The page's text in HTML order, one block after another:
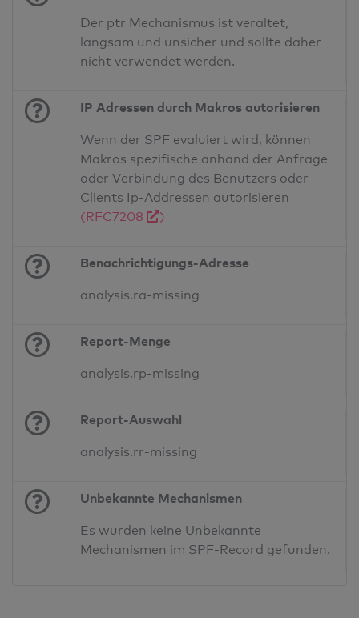
Der ptr Mechanismus ist veraltet,
langsam und unsicher und sollte daher
nicht verwendet werden.
IP Adressen durch Makros autorisieren
Wenn der SPF evaluiert wird, können
Makros spezifische anhand der Anfrage
oder Verbindung des Benutzers oder
Clients Ip-Addressen autorisieren
(RFC7208
)
Benachrichtigungs-Adresse
analysis.ra-missing
Report-Menge
analysis.rp-missing
Report-Auswahl
analysis.rr-missing
Unbekannte Mechanismen
Es wurden keine Unbekannte
Mechanismen im SPF-Record gefunden.